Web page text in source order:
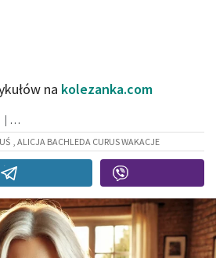
na kolezanka.com
, ALICJA BACHLEDA CURUS WAKACJE